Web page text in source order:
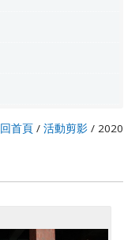
回首頁 / 活動剪影 / 2020